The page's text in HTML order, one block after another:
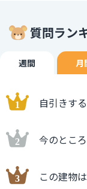
質問ラン
週間 月
自引きす
今のとこ
この建物